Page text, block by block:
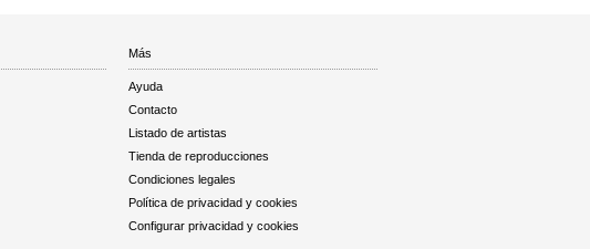
Más
Ayuda
Contacto
Listado de artistas
Tienda de reproducciones
Condiciones legales
Política de privacidad y cookies
Configurar privacidad y cookies